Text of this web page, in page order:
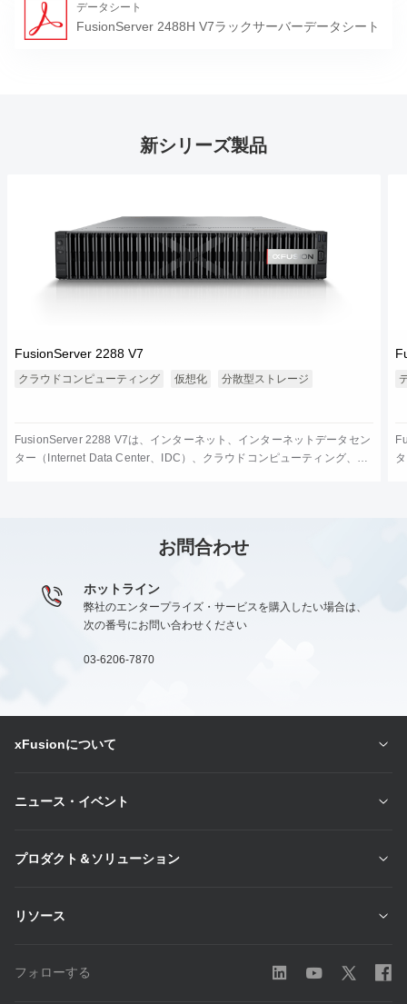
データシート
FusionServer 2488H V7ラックサーバーデータシート
新シリーズ製品
FusionServer 2288 V7
クラウドコンピューティング 仮想化 分散型ストレージ
FusionServer 2288 V7は、インターネット、インターネットデータセン
ター（Internet Data Center、IDC）、クラウドコンピューティング、エ
ービスの運用、およびその他の複雑なワークロードに適します。2288
などのメリットを備えています。
お問合わせ
ホットライン
弊社のエンタープライズ・サービスを購入したい場合は、
次の番号にお問い合わせください
03-6206-7870
xFusionについて
ニュース・イベント
プロダクト＆ソリューション
リソース
フォローする